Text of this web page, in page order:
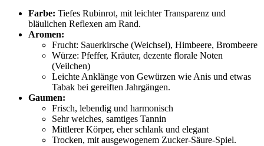
Farbe: Tiefes Rubinrot, mit leichter Transparenz und
bläulichen Reflexen am Rand.
Aromen:
Frucht: Sauerkirsche (Weichsel), Himbeere, Brombeere
Würze: Pfeffer, Kräuter, dezente florale Noten
(Veilchen)
Leichte Anklänge von Gewürzen wie Anis und etwas
Tabak bei gereiften Jahrgängen.
Gaumen:
Frisch, lebendig und harmonisch
Sehr weiches, samtiges Tannin
Mittlerer Körper, eher schlank und elegant
Trocken, mit ausgewogenem Zucker-Säure-Spiel.